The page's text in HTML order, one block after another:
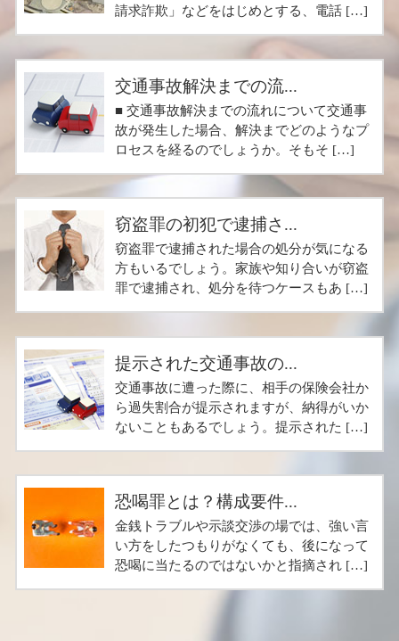
請求詐欺」などをはじめとする、電話 […]
交通事故解決までの流...
■ 交通事故解決までの流れについて交通事
故が発生した場合、解決までどのようなプ
ロセスを経るのでしょうか。そもそ […]
窃盗罪の初犯で逮捕さ...
窃盗罪で逮捕された場合の処分が気になる
方もいるでしょう。家族や知り合いが窃盗
罪で逮捕され、処分を待つケースもあ […]
提示された交通事故の...
交通事故に遭った際に、相手の保険会社か
ら過失割合が提示されますが、納得がいか
ないこともあるでしょう。提示された […]
恐喝罪とは？構成要件...
金銭トラブルや示談交渉の場では、強い言
い方をしたつもりがなくても、後になって
恐喝に当たるのではないかと指摘され […]